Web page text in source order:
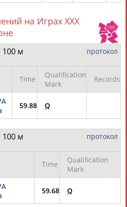
на Играх XXX
протокол
м
Time
Qualification
Mark
Records
59.88 Q
протокол
м
Time
Qualification
Mark
59.68 Q